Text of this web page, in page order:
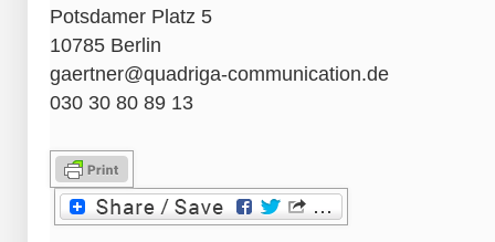
Potsdamer Platz 5
10785 Berlin
gaertner@quadriga-communication.de
030 30 80 89 13